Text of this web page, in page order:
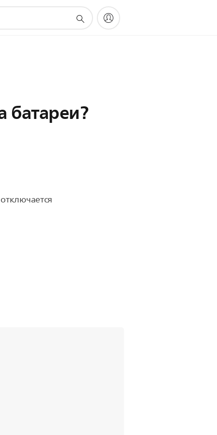
батареи?